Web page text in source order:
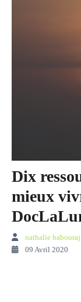
Dix
mieux
nathalie babouraj
09 Avril 2020